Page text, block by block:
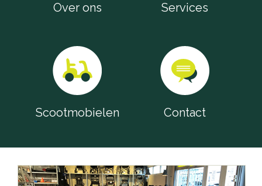
Over ons Services
Scootmobielen Contact